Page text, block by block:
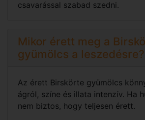
csavarással szabad szedni.
Mikor érett meg a
gyümölcs a leszedésre?
Az érett Birskörte gyümölcs
ágról, színe és illata intenzív. Ha
nem biztos, hogy teljesen érett.